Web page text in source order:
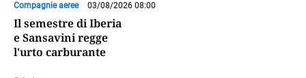
Compagnie aeree 03/08/2026 08:00
Il semestre di Iberia
e Sansavini regge
l'urto carburante